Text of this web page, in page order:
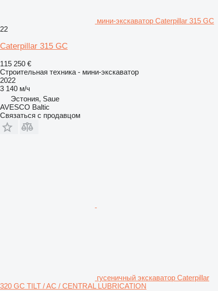
мини-экскаватор Caterpillar 315 GC
22
Caterpillar 315 GC
115 250 €
Строительная техника - мини-экскаватор
2022
3 140 м/ч
Эстония, Saue
AVESCO Baltic
Связаться с продавцом
гусеничный экскаватор Caterpillar
320 GC TILT / AC / CENTRAL LUBRICATION